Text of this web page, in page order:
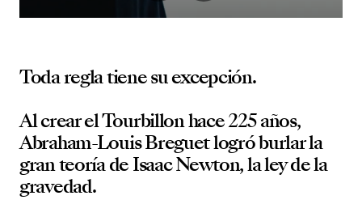
Toda regla tiene su excepción.
Al crear el Tourbillon hace 225 años,
Abraham-Louis Breguet logró burlar la
gran teoría de Isaac Newton, la ley de la
gravedad.